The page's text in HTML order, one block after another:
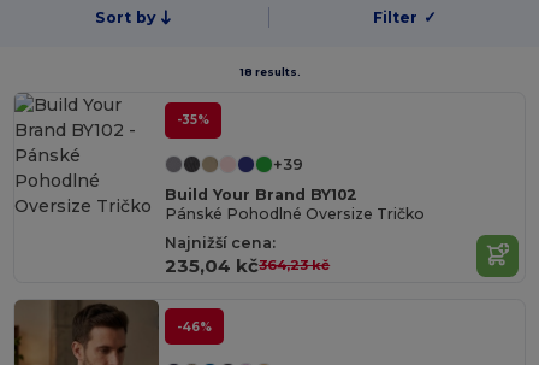
Sort by Filter ✓
18 results.
-35%
+39
Build Your Brand BY102
Pánské Pohodlné Oversize Tričko
Najnižší cena:
235,04 kč364,23 kč
-46%